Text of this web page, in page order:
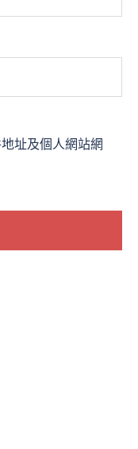
址及個人網站網